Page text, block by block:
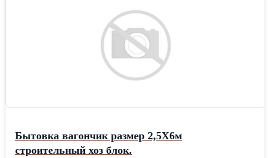
Длина 1220 мм - Площадь листа 2,98 м2 Минимальный объём
заказа: 3 листа. Так же в продаже: # Пиломатериалы (доска,
Тип: ФК Порода дерева: Береза Сорт: Сорт 3/3 Обработка:
Бытовка вагончик размер 2,5Х6м
строительный хоз блок.